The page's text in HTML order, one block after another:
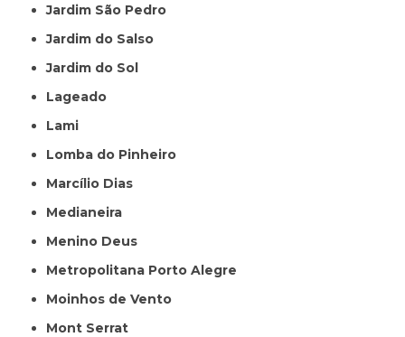
Jardim São Pedro
Jardim do Salso
Jardim do Sol
Lageado
Lami
Lomba do Pinheiro
Marcílio Dias
Medianeira
Menino Deus
Metropolitana Porto Alegre
Moinhos de Vento
Mont Serrat